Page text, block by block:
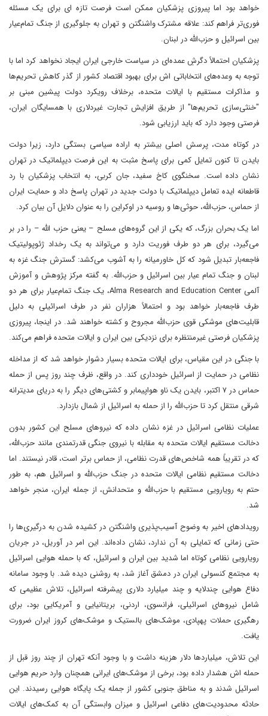
خواهد بود اما پیروزی پزشکیان ممکن است فرصت تازه ای برای یک مسئله
فوری‌تر فراهم کند: علاقه مشترک واشنگتن و تهران به جلوگیری از جنگ تمام‌عیار
بین اسرائیل و حزب‌الله در لبنان.
پزشکیان احتمالاً دگرشِ عمده‌ای در سیاست خارجی ایران ایجاد نخواهد کرد اما با
توجه به وعده‌های انتخاباتی اش برای بهبود اقتصاد کشور از گذر کاهش تحریم‌ها
و مذاکرات مستقیم با ایالات متحده، برخلاف رویکرد دولت پیشین مبنی بر
"خنثی‌سازی تحریم‌ها" از طریق افزایش تجارت غیردلاری با همسایگان ایران،
فرصتی وجود دارد که باید ارزیابی شود.
در کوتاه مدت، پرسش اصلی بیشتر به اراده سیاسی بستگی دارد، زیرا دولت
بایدن تا کنون تمایل کمی برای پاسخ مثبت به این فرصت دیپلماتیک در تهران
نشان داده است. سخنگوی کاخ سفید، جان کربی، به انتخاب پزشکیان با رد
قاطعانه ایده تعامل دیپلماتیک با دولت جدید در تهران پاسخ داد و حمایت ایران
از حماس، حزب‌الله، حوثی‌ها و روسیه در اوکراین را به عنوان دلایل آن بیان کرد.
اما یک بحران بزرگ، که یکی از این گروه‌های مسلح – یعنی حزب الله – را در بر
می‌گیرد، برای هر دو طرف فوریت دارد و می‌تواند به یک رخداد ژئوپولیتیک
فاجعه‌بار تبدیل شود که کل خاورمیانه را به آشوب می‌کشد: گسترش جنگ غزه به
لبنان و جنگ تمام عیار بین اسرائیل و حزب‌الله. به گفته مرکز پژوهش و آموزش
آلمی Alma Research and Education Center، یک جنگ تمام‌عیار برای هر دو
طرف فاجعه‌بار خواهد بود و احتمالاً هزاران نفر در طرف اسرائیلی به دلیل
قابلیت‌های موشکی قوی حزب‌الله مجروح و کشته خواهند شد. در اینجا، پیروزی
پزشکیان فرصتی غیرمنتظره برای نزدیکی بین ایران و ایالات متحده فراهم می‌کند.
با جنگی در این مقیاس، برای ایالات متحده بسیار دشوار خواهد شد که از مداخله
نظامی در حمایت از اسرائیل خودداری کند. در واقع، ظرف چند روز پس از حمله
حماس در ۷ اکتبر، بایدن یک ناو هواپیمابر و کشتی‌های دیگر را به دریای مدیترانه
شرقی منتقل کرد تا حزب‌الله را از حمله به اسرائیل از شمال بازدارد.
عملیات نظامی اسرائیل در غزه نشان داده که نیروهای مسلح این کشور بدون
دخالت مستقیم ایالات متحده به مقابله با نیروی جنگی قدرتمندی مانند حزب‌الله،
که در تقریباً همه شاخص‌های قدرت نظامی، از حماس برتر است، قادر نیستند. اما
دخالت مستقیم نظامی ایالات متحده در جنگ حزب‌الله و اسرائیل هم، به طور
حتم به رویارویی مستقیم با حزب‌الله و متحدانش، از جمله ایران، منجر خواهد
شد.
رویدادهای اخیر به وضوح آسیب‌پذیری واشنگتن در کشیده شدن به درگیری‌ها را
حتی زمانی که تمایلی به آن ندارد، نشان داده‌اند. این امر در آوریل، در جریان
رویارویی نظامی کوتاه اما شدید بین ایران و اسرائیل، که با حمله هوایی اسرائیل
به مجتمع کنسولی ایران در دمشق آغاز شد، به روشنی دیده شد. با وجود سامانه
دفاع هوایی چندلایه و چند میلیارد دلاری پیشرفته اسرائیل، تلاش عظیمی که
شامل نیروهای اسرائیلی، فرانسوی، اردنی، بریتانیایی و آمریکایی بود، برای
رهگیری حملات پهپادی، موشک‌های بالستیک و موشک‌های کروز ایران ضرورت
یافت.
این تلاش، میلیاردها دلار هزینه داشت و با وجود آنکه تهران از چند روز قبل از
حمله اش هشدار داده بود، برخی از موشک‌های ایرانی همچنان وارد حریم هوایی
اسرائیل شدند و به مناطق جنوبی کشور از جمله یک پایگاه هوایی رسیدند. این
حادثه محدودیت‌های دفاعی اسرائیل و میزان وابستگی آن به کمک‌های ایالات